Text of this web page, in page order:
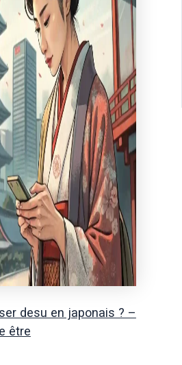
desu en japonais ? –
être